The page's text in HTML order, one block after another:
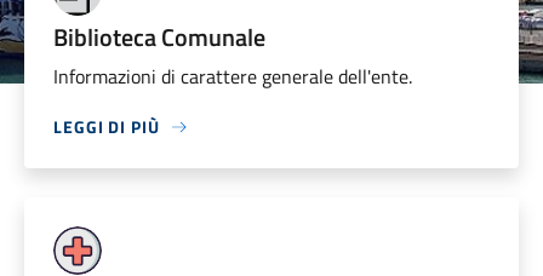
Biblioteca Comunale
Informazioni di carattere generale dell'ente.
LEGGI DI PIÙ